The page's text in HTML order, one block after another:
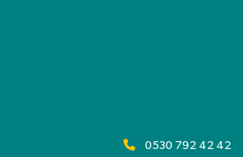
0530 792 42 42